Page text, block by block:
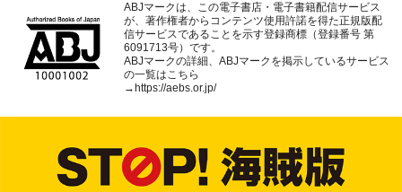
ABJマークは、この電子書店・電子書籍配信サービス
が、著作権者からコンテンツ使用許諾を得た正規版配
信サービスであることを示す登録商標（登録番号 第
6091713号）です。
ABJマークの詳細、ABJマークを掲示しているサービス
の一覧はこちら
→ https://aebs.or.jp/